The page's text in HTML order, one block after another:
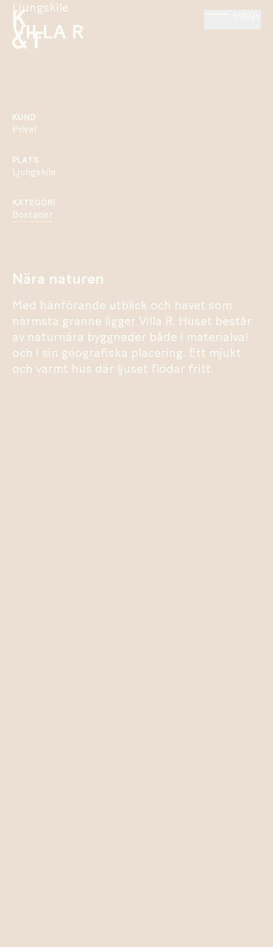
Ljungskile
VILLA R
KUND
Privat
PLATS
Ljungskile
KATEGORI
Bostäder
Nära naturen
Med hänförande utblick och havet som
närmsta granne ligger Villa R. Huset består
av naturnära byggnader både i materialval
och i sin geografiska placering. Ett mjukt
och varmt hus där ljuset flödar fritt.